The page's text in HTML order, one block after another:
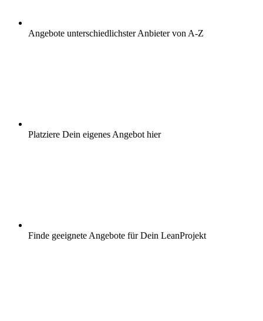
Angebote unterschiedlichster Anbieter von A-Z
Platziere Dein eigenes Angebot hier
Finde geeignete Angebote für Dein LeanProjekt